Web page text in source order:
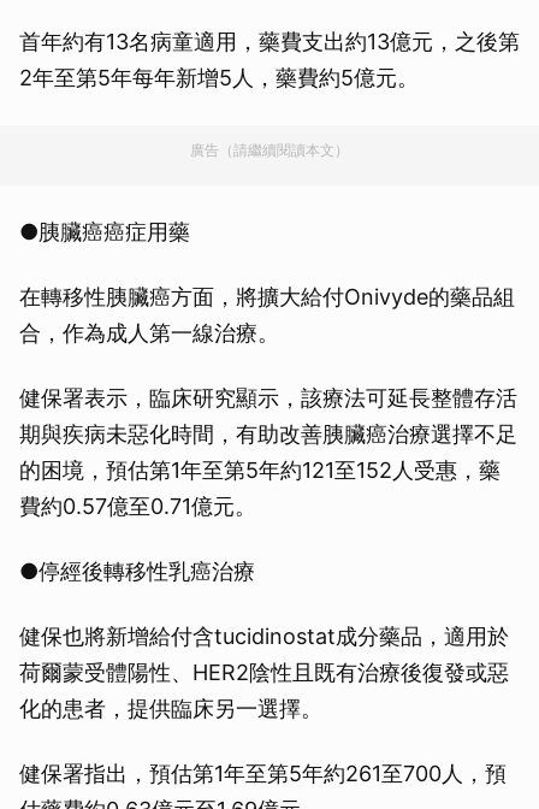
首年約有13名病童適用，藥費支出約13億元，之後第
2年至第5年每年新增5人，藥費約5億元。
廣告（請繼續閱讀本文）
●胰臟癌癌症用藥
在轉移性胰臟癌方面，將擴大給付Onivyde的藥品組
合，作為成人第一線治療。
健保署表示，臨床研究顯示，該療法可延長整體存活
期與疾病未惡化時間，有助改善胰臟癌治療選擇不足
的困境，預估第1年至第5年約121至152人受惠，藥
費約0.57億至0.71億元。
●停經後轉移性乳癌治療
健保也將新增給付含tucidinostat成分藥品，適用於
荷爾蒙受體陽性、HER2陰性且既有治療後復發或惡
化的患者，提供臨床另一選擇。
健保署指出，預估第1年至第5年約261至700人，預